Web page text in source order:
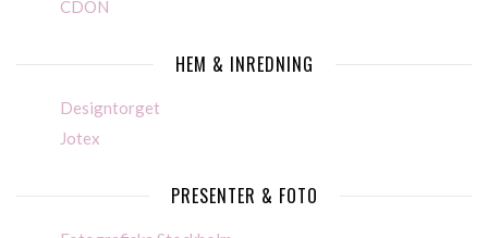
CDON
HEM & INREDNING
Designtorget
Jotex
PRESENTER & FOTO